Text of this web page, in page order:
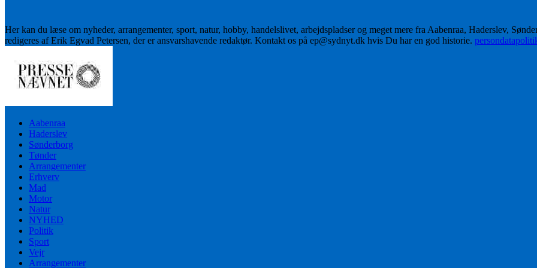
Her kan du læse om nyheder, arrangementer, sport, natur, hobby, handelslivet, arbejdspladser og meget mere fra Aabenraa, Haderslev,
redigeres af Erik Egvad Petersen, der er ansvarshavende redaktør. Kontakt os på ep@sydnyt.dk hvis Du har en god historie.
Aabenraa
Haderslev
Sønderborg
Tønder
Arrangementer
Erhverv
Mad
Motor
Natur
NYHED
Politik
Sport
Vejr
Arrangementer